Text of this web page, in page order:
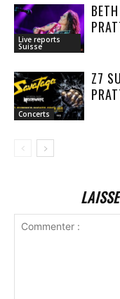
Live reports
Suisse
Concerts
Z7